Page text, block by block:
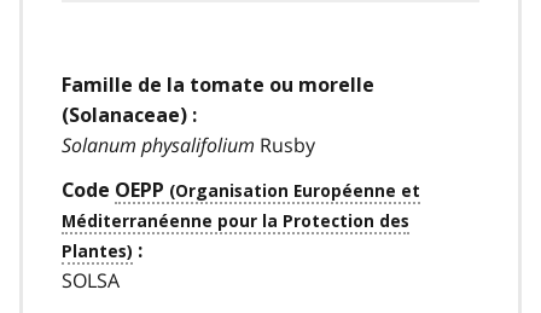
Famille de la tomate ou morelle
(Solanaceae) :
Solanum physalifolium Rusby
Code OEPP
:
SOLSA